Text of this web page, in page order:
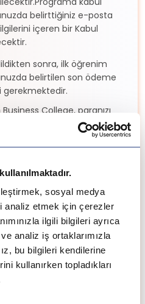
sosyal medya
analiz etmek için çerezler
ilgili bilgileri ayrıca
analiz iş ortaklarımızla
bu bilgileri kendilerine
kullanırken topladıkları
belirttiğiniz e-posta
içeren bir Kabul
sonra, ilk öğrenim
belirtilen son ödeme
gerekmektedir.
College, paranızı
size imzalı bir ST1
sunarak vize başvuru
olanak tanır. Başvurular
pazarlama alanında
veya daha yüksek
veya daha yüksek not
bir kriterde 5.5 olmak
puanı 6.5. Akademik PTE:
iki yıldan eski